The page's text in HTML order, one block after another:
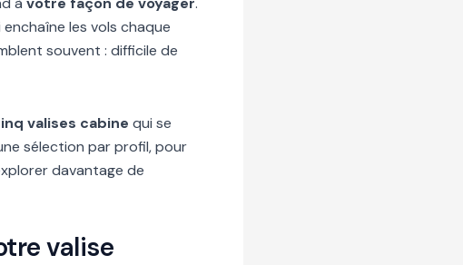
les vols chaque
souvent : difficile de
valises cabine qui se
sélection par profil, pour
davantage de
valise